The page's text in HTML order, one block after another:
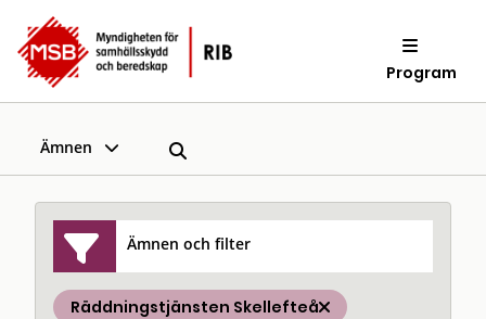
Program
Ämnen
Ämnen och filter
Räddningstjänsten Skellefteå